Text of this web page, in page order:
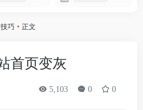
巧 • 正文
首页变灰
5,103 0 0